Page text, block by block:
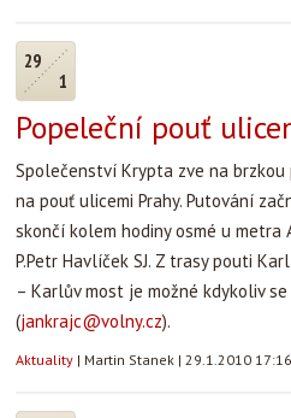
29
1
Popeleční pouť
Společenství Krypta zve na
na pouť ulicemi Prahy. Putování
skončí kolem hodiny osmé u metra
P.Petr Havlíček SJ. Z trasy pouti
– Karlův most je možné kdykoliv
(jankrajc@volny.cz).
Aktuality | Martin Stanek | 29.1.2010 17:16